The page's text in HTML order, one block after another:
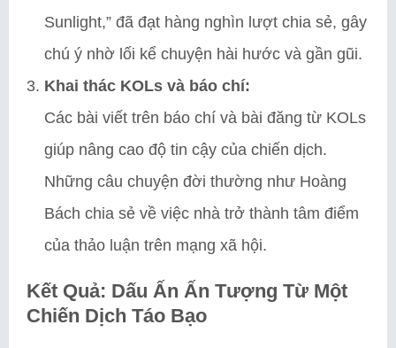
Sunlight,” đã đạt hàng nghìn lượt chia sẻ, gây
chú ý nhờ lối kể chuyện hài hước và gần gũi.
Khai thác KOLs và báo chí:
Các bài viết trên báo chí và bài đăng từ KOLs
giúp nâng cao độ tin cậy của chiến dịch.
Những câu chuyện đời thường như Hoàng
Bách chia sẻ về việc nhà trở thành tâm điểm
của thảo luận trên mạng xã hội.
Kết Quả: Dấu Ấn Ấn Tượng Từ Một
Chiến Dịch Táo Bạo